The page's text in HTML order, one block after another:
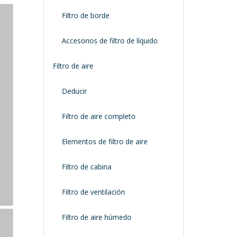
Filtro de borde
Accesorios de filtro de líquido
Filtro de aire
Deducir
Filtro de aire completo
Elementos de filtro de aire
Filtro de cabina
Filtro de ventilación
Filtro de aire húmedo